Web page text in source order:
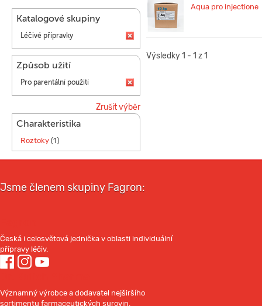
Katalogové skupiny
Léčivé přípravky
Způsob užití
Pro parentální použití
Zrušit výběr
Charakteristika
Roztoky (1)
Aqua pro injectione
Výsledky 1 - 1 z 1
Jsme členem skupiny Fagron:
Česká i celosvětová jednička v oblasti individuální
přípravy léčiv.
Významný výrobce a dodavatel nejširšího
sortimentu farmaceutických surovin.